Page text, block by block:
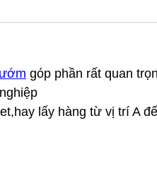
góp phần rất quan
lấy hàng từ vị trí A